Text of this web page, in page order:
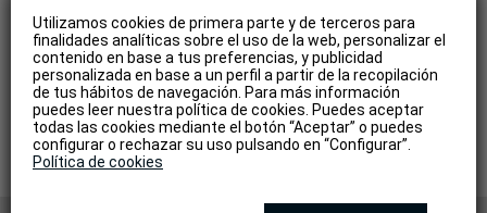
Utilizamos cookies de primera parte y de terceros para
finalidades analíticas sobre el uso de la web, personalizar el
contenido en base a tus preferencias, y publicidad
personalizada en base a un perfil a partir de la recopilación
de tus hábitos de navegación. Para más información
puedes leer nuestra política de cookies. Puedes aceptar
todas las cookies mediante el botón “Aceptar” o puedes
configurar o rechazar su uso pulsando en “Configurar”.
Política de cookies
Ven a disfrutar de Santiago y recibirás un
descuentosolo por reservar a través de nuestra web
oficial.